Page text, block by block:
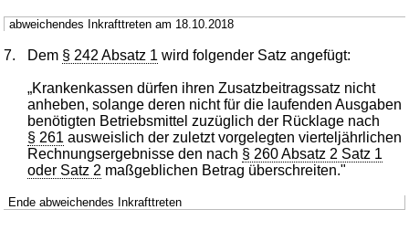
abweichendes Inkrafttreten am 18.10.2018
7. Dem § 242 Absatz 1 wird folgender Satz angefügt:
„Krankenkassen dürfen ihren Zusatzbeitragssatz nicht
anheben, solange deren nicht für die laufenden Ausgaben
benötigten Betriebsmittel zuzüglich der Rücklage nach
§ 261 ausweislich der zuletzt vorgelegten vierteljährlichen
Rechnungsergebnisse den nach § 260 Absatz 2 Satz 1
oder Satz 2 maßgeblichen Betrag überschreiten."
Ende abweichendes Inkrafttreten